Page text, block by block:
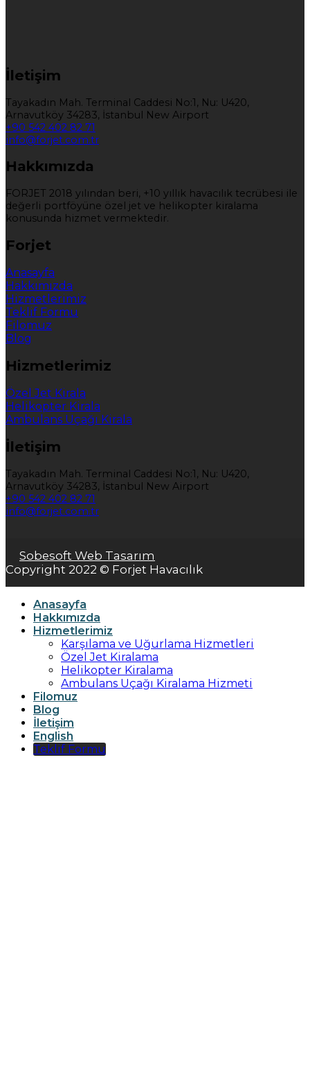
İletişim
Tayakadın Mah. Terminal Caddesi No:1, Nu: U420,
Arnavutköy 34283, İstanbul New Airport
+90 542 402 82 71
info@forjet.com.tr
Hakkımızda
FORJET 2018 yılından beri, +10 yıllık havacılık tecrübesi ile
değerli portföyüne özel jet ve helikopter kiralama
konusunda hizmet vermektedir.
Forjet
Anasayfa
Hakkımızda
Hizmetlerimiz
Teklif Formu
Filomuz
Blog
Hizmetlerimiz
Özel Jet Kirala
Helikopter Kirala
Ambulans Uçağı Kirala
İletişim
Tayakadın Mah. Terminal Caddesi No:1, Nu: U420,
Arnavutköy 34283, İstanbul New Airport
+90 542 402 82 71
info@forjet.com.tr
Sobesoft Web Tasarım
Copyright 2022 © Forjet Havacılık
Anasayfa
Hakkımızda
Hizmetlerimiz
Karşılama ve Uğurlama Hizmetleri
Özel Jet Kiralama
Helikopter Kiralama
Ambulans Uçağı Kiralama Hizmeti
Filomuz
Blog
İletişim
English
Teklif Formu